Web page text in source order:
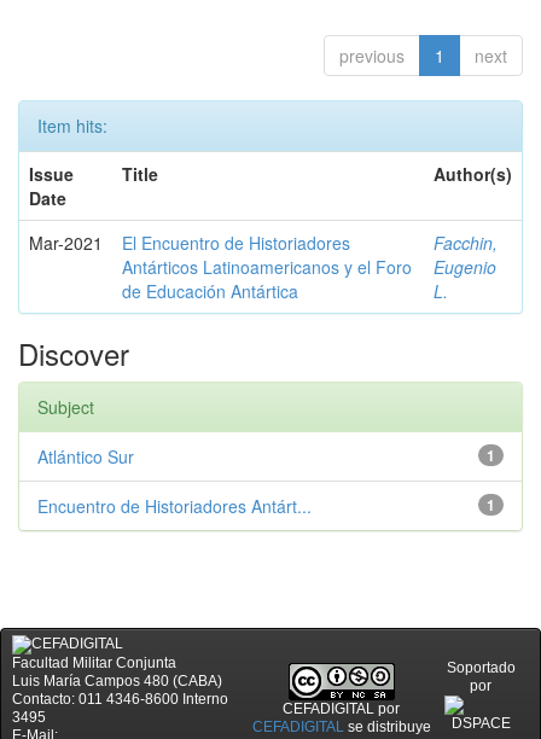
previous 1 next
Item hits:
Issue
Date
Title Author(s)
Mar-2021
El Encuentro de Historiadores
Antárticos Latinoamericanos y el Foro
de Educación Antártica
Facchin,
Eugenio
L.
Discover
Subject
1
Atlántico Sur
1
Encuentro de Historiadores Antárt...
Facultad Militar Conjunta
Luis María Campos 480 (CABA)
Contacto: 011 4346-8600 Interno
3495
E-Mail:
CEFADIGITAL por
CEFADIGITALse distribuye
Soportado
por